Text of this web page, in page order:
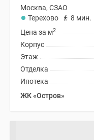
Москва, СЗАО
Терехово
8 мин.
Цена за м2
Корпус
Этаж
Отделка
Ипотека
ЖК «Остров»